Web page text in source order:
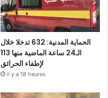
الحماية المدنية: 632 تدخلا خلال
الـ24 ساعة الماضية منها 113
لإطفاء الحرائق
il y a 18 heures